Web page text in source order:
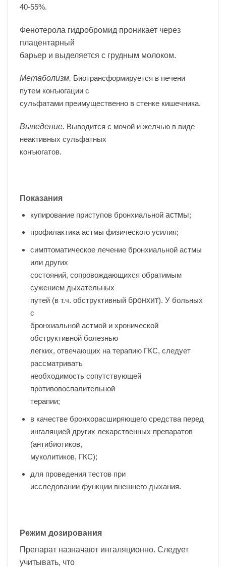
40-55%.
Фенотерола гидробромид проникает через
плацентарный
барьер и выделяется с грудным молоком.
Метаболизм. Биотрансформируется в печени
путем конъюгации с
сульфатами преимущественно в стенке кишечника.
Выведение. Выводится с мочой и желчью в виде
неактивных сульфатных
конъюгатов.
Показания
купирование приступов бронхиальной астмы;
профилактика астмы физического усилия;
симптоматическое лечение бронхиальной астмы
или других
состояний, сопровождающихся обратимым
сужением дыхательных
путей (в т.ч. обструктивный бронхит). У больных
с
бронхиальной астмой и хронической
обструктивной болезнью
легких, отвечающих на терапию ГКС, следует
рассматривать
необходимость сопутствующей
противовоспалительной
терапии;
в качестве бронхорасширяющего средства перед
ингаляцией других лекарственных препаратов
(антибиотиков,
муколитиков, ГКС);
для проведения тестов при
исследовании функции внешнего дыхания.
Режим дозирования
Препарат назначают ингаляционно. Следует
учитывать, что